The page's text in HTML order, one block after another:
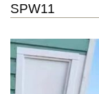
SPW11